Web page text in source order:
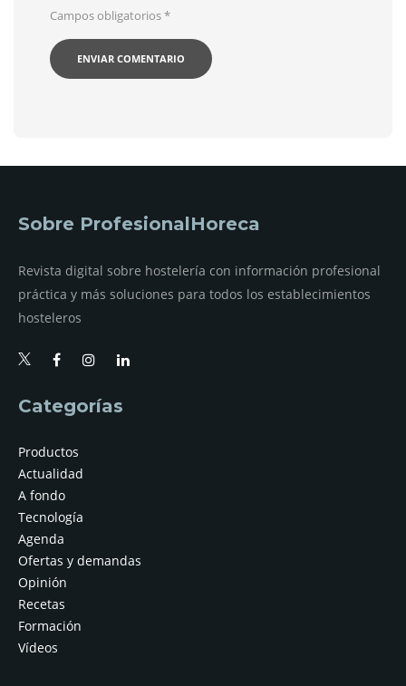
Campos obligatorios*
Sobre ProfesionalHoreca
Revista digital sobre hostelería con información profesional
práctica y más soluciones para todos los establecimientos
hosteleros
Categorías
Productos
Actualidad
A fondo
Tecnología
Agenda
Ofertas y demandas
Opinión
Recetas
Formación
Vídeos